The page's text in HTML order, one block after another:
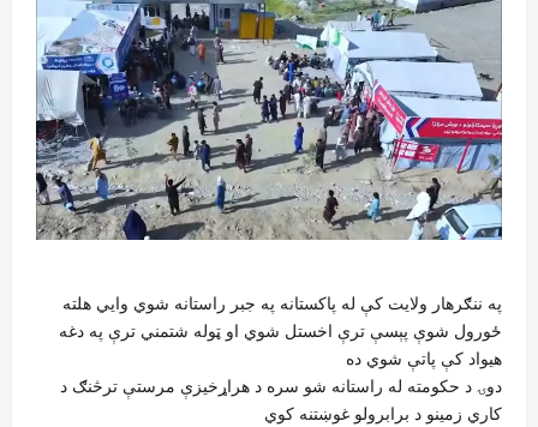
په ننګرهار ولایت کې له پاکستانه په جبر راستانه شوي وايي هلته
ځورول شوې پېسې ترې اخستل شوي او ټوله شتمني ترې په دغه
هیواد کې پاتې شوي ده
دوۍ د حکومته له راستانه شو سره د هراړخیزې مرستې ترڅنګ د
کاري زمینو د برابرولو غوښتنه کوي